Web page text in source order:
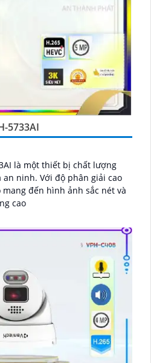
5733AI
là một thiết bị chất lượng
phân giải cao
đến hình ảnh sắc nét và
cao